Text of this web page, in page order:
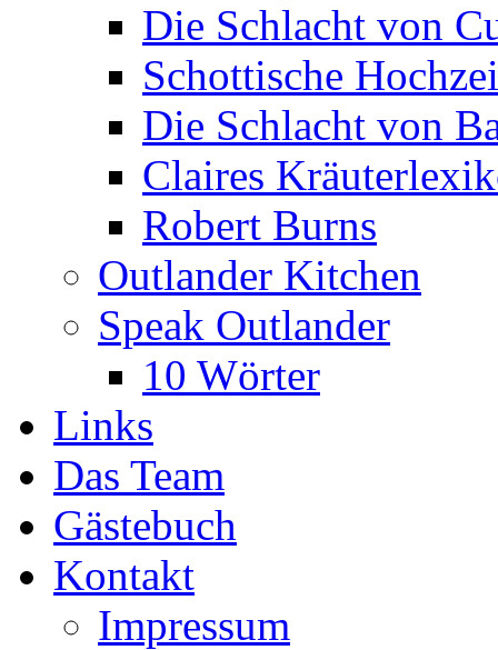
Die Schlacht von
Schottische
Die Schlacht von
Claires
Robert Burns
Outlander Kitchen
Speak Outlander
10 Wörter
Links
Das Team
Gästebuch
Kontakt
Impressum